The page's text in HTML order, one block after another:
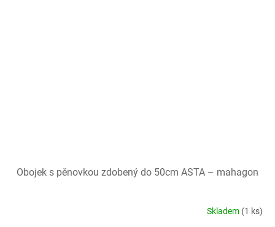
Obojek s pěnovkou zdobený do 50cm ASTA – mahagon
Skladem (1 ks)